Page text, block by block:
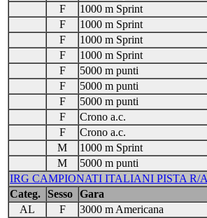
F
1000 m Sprint
F
1000 m Sprint
F
1000 m Sprint
F
1000 m Sprint
F
5000 m punti
F
5000 m punti
F
5000 m punti
F
Crono a.c.
F
Crono a.c.
M
1000 m Sprint
M
5000 m punti
IRG CAMPIONATI ITALIANI PISTA R/
Categ. Sesso Gara
AL
F 3000 m Americana